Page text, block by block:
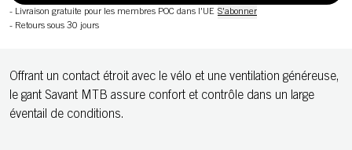
- Livraison gratuite pour les membres POC dans l'UE S'abonner
- Retours sous 30 jours
Offrant un contact étroit avec le vélo et une ventilation généreuse,
le gant Savant MTB assure confort et contrôle dans un large
éventail de conditions.